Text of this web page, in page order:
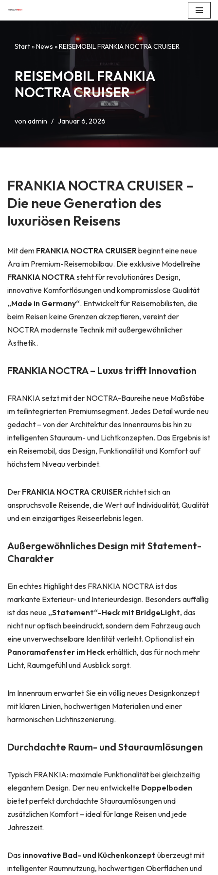
Start»News »REISEMOBIL FRANKIA NOCTRA CRUISER
REISEMOBIL FRANKIA
NOCTRA CRUISER
von admin Januar 6, 2026
FRANKIA NOCTRA CRUISER –
Die neue Generation des
luxuriösen Reisens
Mit dem FRANKIA NOCTRA CRUISERbeginnt eine neue
Ära im Premium-Reisemobilbau. Die exklusive Modellreihe
FRANKIA NOCTRAsteht für revolutionäres Design,
innovative Komfortlösungen und kompromisslose Qualität
„Made in Germany“. Entwickelt für Reisemobilisten, die
beim Reisen keine Grenzen akzeptieren, vereint der
NOCTRA modernste Technik mit außergewöhnlicher
Ästhetik.
FRANKIA NOCTRA – Luxus trifft Innovation
FRANKIA setzt mit der NOCTRA-Baureihe neue Maßstäbe
im teilintegrierten Premiumsegment. Jedes Detail wurde neu
gedacht – von der Architektur des Innenraums bis hin zu
intelligenten Stauraum- und Lichtkonzepten. Das Ergebnis ist
ein Reisemobil, das Design, Funktionalität und Komfort auf
höchstem Niveau verbindet.
Der FRANKIA NOCTRA CRUISERrichtet sich an
anspruchsvolle Reisende, die Wert auf Individualität, Qualität
und ein einzigartiges Reiseerlebnis legen.
Außergewöhnliches Design mit Statement-
Charakter
Ein echtes Highlight des FRANKIA NOCTRA ist das
markante Exterieur- und Interieurdesign. Besonders auffällig
ist das neue „Statement“-Heck mit BridgeLight, das
nicht nur optisch beeindruckt, sondern dem Fahrzeug auch
eine unverwechselbare Identität verleiht. Optional ist ein
Panoramafenster im Heckerhältlich, das für noch mehr
Licht, Raumgefühl und Ausblick sorgt.
Im Innenraum erwartet Sie ein völlig neues Designkonzept
mit klaren Linien, hochwertigen Materialien und einer
harmonischen Lichtinszenierung.
Durchdachte Raum- und Stauraumlösungen
Typisch FRANKIA: maximale Funktionalität bei gleichzeitig
elegantem Design. Der neu entwickelte Doppelboden
bietet perfekt durchdachte Stauraumlösungen und
zusätzlichen Komfort – ideal für lange Reisen und jede
Jahreszeit.
Das innovative Bad- und Küchenkonzept überzeugt mit
intelligenter Raumnutzung, hochwertigen Oberflächen und